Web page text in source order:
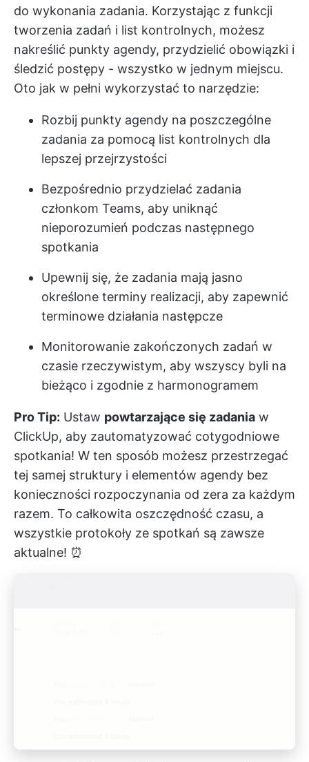
do wykonania zadania. Korzystając z funkcji
tworzenia zadań i list kontrolnych, możesz
nakreślić punkty agendy, przydzielić obowiązki i
śledzić postępy - wszystko w jednym miejscu.
Oto jak w pełni wykorzystać to narzędzie:
Rozbij punkty agendy na poszczególne
zadania za pomocą list kontrolnych dla
lepszej przejrzystości
Bezpośrednio przydzielać zadania
członkom Teams, aby uniknąć
nieporozumień podczas następnego
spotkania
Upewnij się, że zadania mają jasno
określone terminy realizacji, aby zapewnić
terminowe działania następcze
Monitorowanie zakończonych zadań w
czasie rzeczywistym, aby wszyscy byli na
bieżąco i zgodnie z harmonogramem
Pro Tip: Ustaw powtarzające się zadania w
ClickUp, aby zautomatyzować cotygodniowe
spotkania! W ten sposób możesz przestrzegać
tej samej struktury i elementów agendy bez
konieczności rozpoczynania od zera za każdym
razem. To całkowita oszczędność czasu, a
wszystkie protokoły ze spotkań są zawsze
aktualne! ⏰